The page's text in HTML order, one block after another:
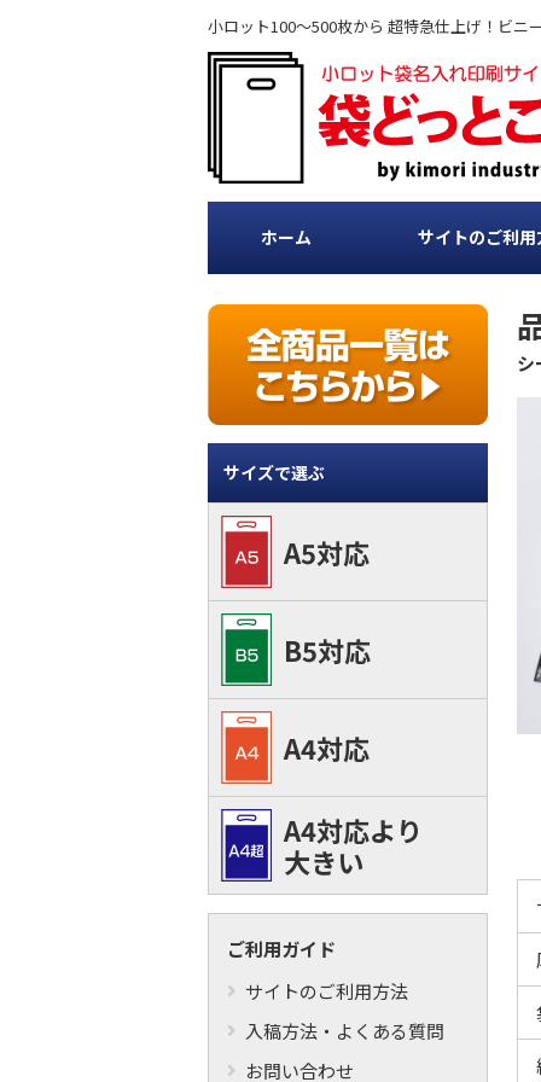
小ロット100～500枚から 超特急仕上げ！ビ
ホーム サイトのご利用
シ
サイズで選ぶ
A5対応
B5対応
A4対応
A4対応より
大きい
ご利用ガイド
サイトのご利用方法
入稿方法・よくある質問
お問い合わせ